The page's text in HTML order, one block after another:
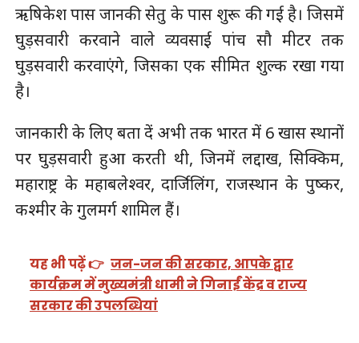
ऋषिकेश पास जानकी सेतु के पास शुरू की गई है। जिसमें
घुड़सवारी करवाने वाले व्यवसाई पांच सौ मीटर तक
घुड़सवारी करवाएंगे, जिसका एक सीमित शुल्क रखा गया
है।
जानकारी के लिए बता दें अभी तक भारत में 6 खास स्थानों
पर घुड़सवारी हुआ करती थी, जिनमें लद्दाख, सिक्किम,
महाराष्ट्र के महाबलेश्वर, दार्जिलिंग, राजस्थान के पुष्कर,
कश्मीर के गुलमर्ग शामिल हैं।
यह भी पढ़ें 👉 जन-जन की सरकार, आपके द्वार
कार्यक्रम में मुख्यमंत्री धामी ने गिनाईं केंद्र व राज्य
सरकार की उपलब्धियां